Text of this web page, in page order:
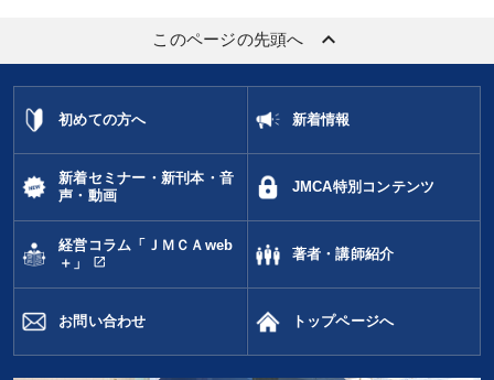
このページの先頭へ keyboard_arrow_up
初めての方へ 新着情報
新着セミナー・新刊本・音
声・動画
JMCA特別コンテンツ
経営コラム「ＪＭＣＡweb
＋」
open_in_new
著者・講師紹介
お問い合わせ トップページへ